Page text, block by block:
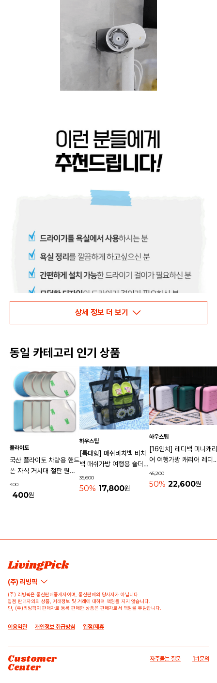
상세 정보 더 보기
동일 카테고리 인기 상품
플라이토
국산 플라이토 차량용 핸드
폰 자석 거치대 철판 원형
사각 40mm
400
400원
하우스팁
[특대형] 매쉬비치백 비치
백 매쉬가방 여행용 숄더백
물놀이가방 수영가방 물빠
지는가방
35,600
50% 17,800원
하우스팁
[16인치] 레디백 미니캐리
어 여행가방 캐리어 레디
기내용가방
45,200
50% 22,600원
LivingPick
(주) 리빙픽
(주) 리빙픽은 통신판매중개자이며, 통신판매의 당사자가 아닙니다.
입점 판매자의의 상품, 거래정보 및 거래에 대하여 책임을 지지 않습니다.
단, (주)리빙픽이 판매자로 등록 판매한 상품은 판매자로서 책임을 부담합니다.
이용약관 개인정보 취급방침 입점/제휴
Customer
Center
자주묻는 질문 1:1문의